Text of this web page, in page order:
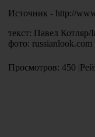
Источник - http://
текст: Павел Котляр/
фото: russianlook.com
Просмотров: 450